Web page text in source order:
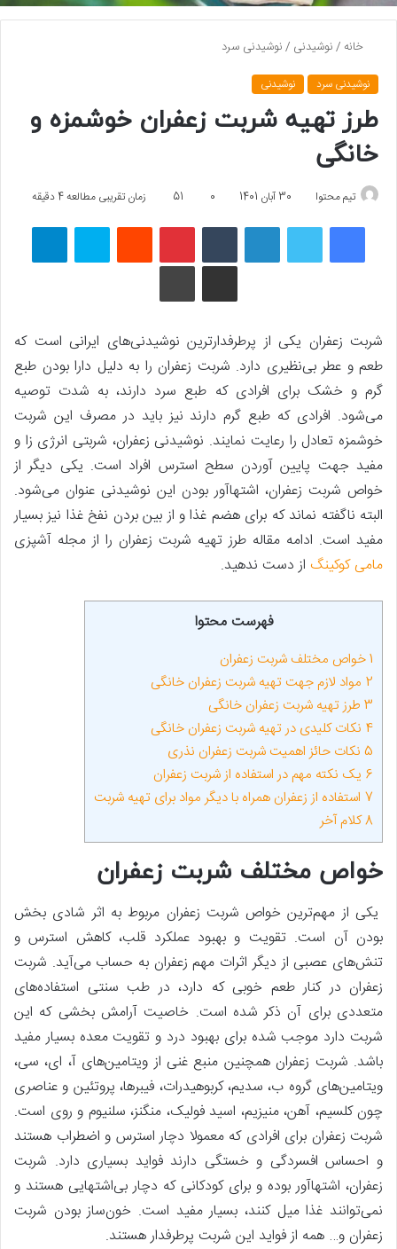
خانه /نوشیدنی /نوشیدنی سرد
نوشیدنی سرد نوشیدنی
طرز تهیه شربت زعفران خوشمزه و
خانگی
تیم محتوا 30 آبان 1401 0
51 زمان تقریبی مطالعه 4 دقیقه
فیسبوک توییتر لینکداین تامبلر پینتریستReddit اسکایپ تلگرام
اشتراک گذاری با ایمیل
چاپ
شربت زعفران یکی از پرطرفدارترین نوشیدنی‌های ایرانی است که
طعم و عطر بی‌نظیری دارد. شربت زعفران را به دلیل دارا بودن طبع
گرم و خشک برای افرادی که طبع سرد دارند، به شدت توصیه
می‌شود. افرادی که طبع گرم دارند نیز باید در مصرف این شربت
خوشمزه تعادل را رعایت نمایند. نوشیدنی زعفران، شربتی انرژی زا و
مفید جهت پایین آوردن سطح استرس افراد است. یکی دیگر از
خواص شربت زعفران، اشتهاآور بودن این نوشیدنی عنوان می‌شود.
البته ناگفته نماند که برای هضم غذا و از بین بردن نفخ غذا نیز بسیار
مفید است. ادامه مقاله طرز تهیه شربت زعفران را از مجله آشپزی
مامی کوکینگ از دست ندهید.
فهرست محتوا
1خواص مختلف شربت زعفران
2 مواد لازم جهت تهیه شربت زعفران خانگی
3 طرز تهیه شربت زعفران خانگی
4 نکات کلیدی در تهیه شربت زعفران خانگی
5 نکات حائز اهمیت شربت زعفران نذری
6 یک نکته مهم در استفاده از شربت زعفران
7 استفاده از زعفران همراه با دیگر مواد برای تهیه شربت
8کلام آخر
خواص مختلف شربت زعفران
یکی از مهم‌ترین خواص شربت زعفران مربوط به اثر شادی بخش
بودن آن است. تقویت و بهبود عملکرد قلب، کاهش استرس و
تنش‌های عصبی از دیگر اثرات مهم زعفران به حساب می‌آید. شربت
زعفران در کنار طعم خوبی که دارد، در طب سنتی استفاده‌های
متعددی برای آن ذکر شده ‌است. خاصیت آرامش بخشی که این
شربت دارد موجب شده برای بهبود درد و تقویت معده بسیار مفید
باشد. شربت زعفران همچنین منبع غنی از ویتامین‌های آ، ای، سی،
ویتامین‌های گروه ب، سدیم، کربوهیدرات، فیبرها، پروتئین و عناصری
چون کلسیم، آهن، منیزیم، اسید فولیک، منگنز، سلنیوم و روی است.
شربت زعفران برای افرادی که معمولا دچار استرس و اضطراب هستند
و احساس افسردگی و خستگی دارند فواید بسیاری دارد. شربت
زعفران، اشتهاآور بوده و برای کودکانی که دچار بی‌اشتهایی هستند و
نمی‌توانند غذا میل کنند، بسیار مفید است. خون‌ساز بودن شربت
زعفران و… همه از فواید این شربت پرطرفدار هستند.